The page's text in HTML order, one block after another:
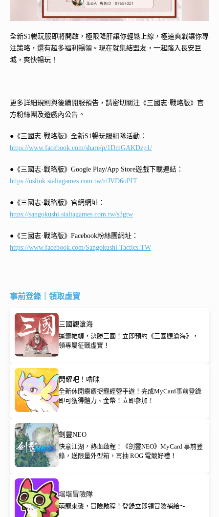
全新S1暢玩服即將開啟，極限降肝讓你輕鬆上線，極速爽戰讓你專
注策略，還有超多福利暢領。現在就集結盟友，一起踏入長安巨
城，爽快暢玩！
更多詳細規則與後續開服預告，請密切關注《三國志·戰略版》官
方粉絲團及遊戲內公告。
●《三國志·戰略版》全新S1暢玩服組隊活動：
https://www.facebook.com/share/p/1DmGAKDzp1/
●《三國志·戰略版》Google Play/App Store遊戲下載連結：
https://oslink.sialiagames.com.tw/r/JVD6oPIT
●《三國志·戰略版》官網網址：
https://sangokushi.sialiagames.com.tw/s3gtw
●《三國志·戰略版》Facebook粉絲團網址：
https://www.facebook.com/Sangokushi.Tactics.TW
事前登錄｜領取虛寶
三國觀滄海
運籌帷幄，決勝三國！立即預約《三國觀滄海》，
領專屬征戰虛寶！
閃耀吧！嚕咪
全新休閒療癒捉寵經營手遊！完成MyCard事前登錄
即可獲得體力、金幣！立即參加！
劍靈NEO
快意江湖，熱血啟程！《劍靈NEO》MyCard 事前登
錄，送限量外型箱，再抽 ROG 電競好禮！
塔塔冒險隊
萌寵來襲，冒險啟程！登錄立即領冒險補給～